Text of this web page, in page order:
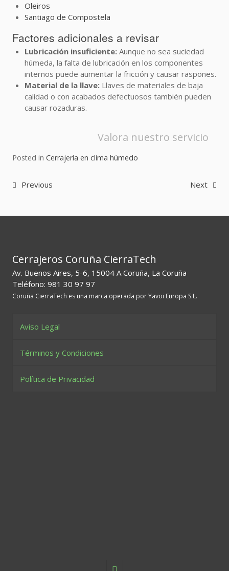
Oleiros
Santiago de Compostela
Factores adicionales a revisar
Lubricación insuficiente: Aunque no sea suciedad
húmeda, la falta de lubricación en los componentes
internos puede aumentar la fricción y causar raspones.
Material de la llave: Llaves de materiales de baja
calidad o con acabados defectuosos también pueden
causar rozaduras.
Valora nuestro servicio
Posted in Cerrajería en clima húmedo
Navegación
de
Previous Next
Cerrajeros Coruña CierraTech
Av. Buenos Aires, 5-6, 15004 A Coruña, La Coruña
Teléfono: 981 30 97 97
Coruña CierraTech es una marca operada por Yavoi Europa S.L.
Aviso Legal
Términos y Condiciones
Política de Privacidad